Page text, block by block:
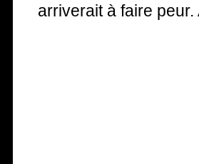
arriverait à faire peur.